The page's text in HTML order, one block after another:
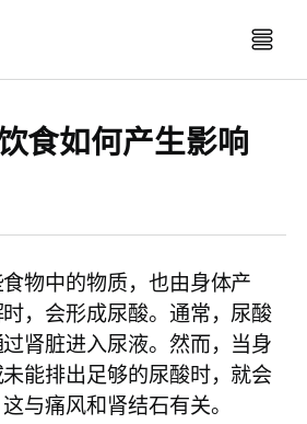
食如何产生影响
物中的物质，也由身体产
，会形成尿酸。通常，尿酸
肾脏进入尿液。然而，当身
能排出足够的尿酸时，就会
与痛风和肾结石有关。